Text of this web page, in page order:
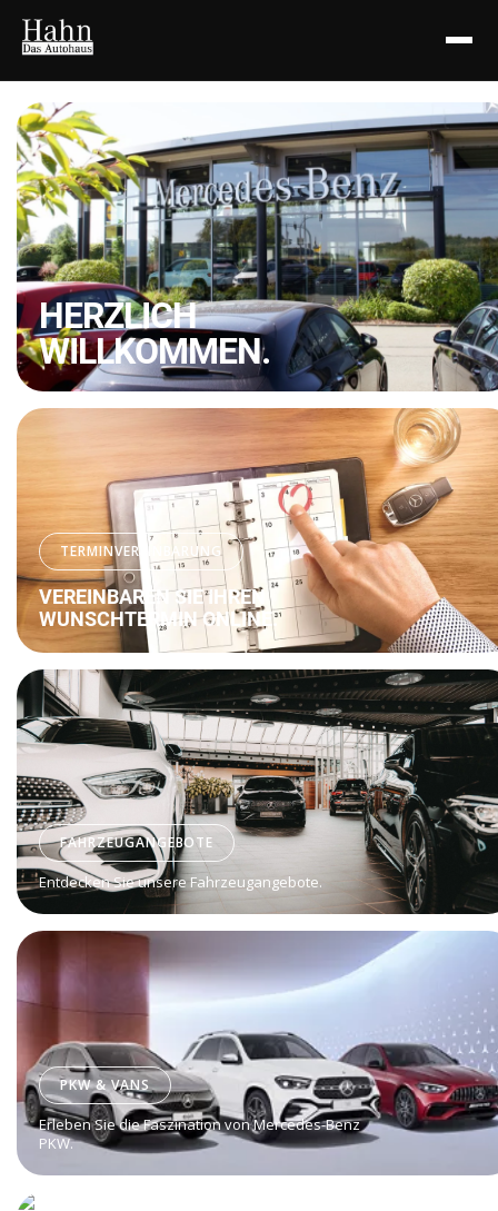
HERZLICH
WILLKOMMEN.
TERMINVEREINBARUNG
VEREINBAREN SIE IHREN
WUNSCHTERMIN ONLINE.
FAHRZEUGANGEBOTE
Entdecken Sie unsere Fahrzeugangebote.
PKW & VANS
Erleben Sie die Faszination von Mercedes-Benz
PKW.